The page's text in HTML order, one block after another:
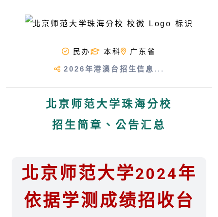
民办 本科 广东省
2026年港澳台招生信息 ...
北京师范大学珠海分校
招生简章、公告汇总
北京师范大学2024年
依据学测成绩招收台